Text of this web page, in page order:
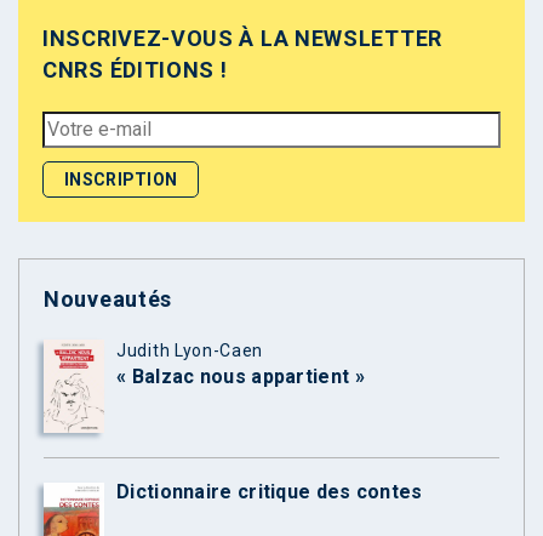
INSCRIVEZ-VOUS À LA NEWSLETTER
CNRS ÉDITIONS !
Nouveautés
Judith Lyon-Caen
« Balzac nous appartient »
Dictionnaire critique des contes